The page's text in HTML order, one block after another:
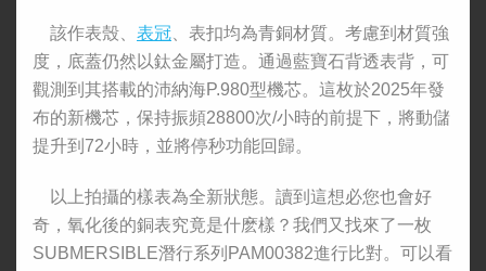
該作表殼、 表冠 、表扣均為青銅材質。考慮到材質強
度，底蓋仍然以鈦金屬打造。通過藍寶石背透表背，可
觀測到其搭載的沛納海P.980型機芯。這枚於2025年發
布的新機芯，保持振頻28800次/小時的前提下，將動儲
提升到72小時，並將停秒功能回歸。
以上拍攝的樣表為全新狀態。讀到這想必您也會好
奇，氧化後的銅表究竟是什麽樣？我們又找來了一枚
SUBMERSIBLE潛行系列PAM00382進行比對。可以看